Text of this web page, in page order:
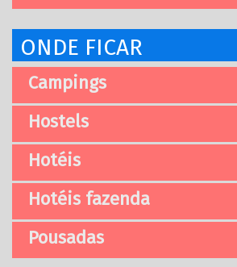
ONDE FICAR
Campings
Hostels
Hotéis
Hotéis fazenda
Pousadas